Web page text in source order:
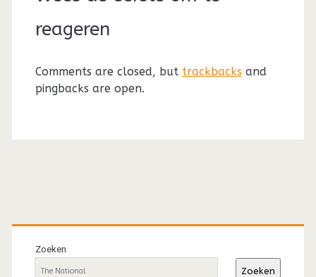
reageren
Comments are closed, but trackbacks and
pingbacks are open.
Primaire
sidebar
Zoeken
Zoeken